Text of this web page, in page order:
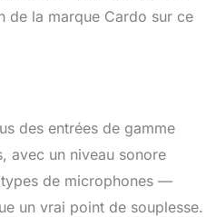
de la marque Cardo sur ce
des entrées de gamme
avec un niveau sonore
de microphones —
un vrai point de souplesse.